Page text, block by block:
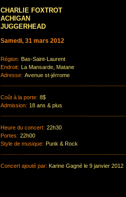
CHARLIE FOXTROT
ACHIGAN
JUGGERHEAD
Samedi, 31 mars 2012
Région: Bas-Saint-Laurent
Endroit: La Mansarde, Matane
Adresse: Avenue st-jérrome
Coût à la porte: 8$
Admission: 18 ans & plus
Heure du concert: 22h30
Portes: 22h00
Style de musique: Punk & Rock
Concert ajouté par: Karine Gagné le 9 janvier 2012